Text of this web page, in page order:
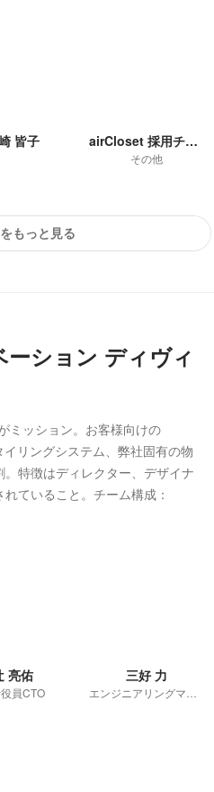
皆子 airCloset 採用チーム
その他
もっと見る
ション ディヴィ
ミッション。お客様向けの
リングシステム、弊社固有の物
特徴はディレクター、デザイナ
ていること。チーム構成：
亮佑
員CTO
三好 力